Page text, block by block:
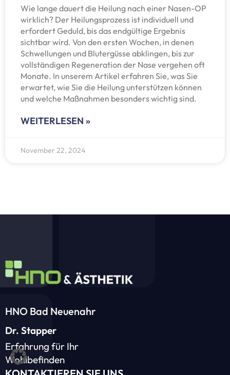
Wie lange dauert die Heilung nach einer Nasen-OP
wirklich? Der Heilungsprozess ist individuell und
erfordert Geduld, bis das endgültige Ergebnis
sichtbar wird. Von den ersten Wochen, in denen
Schwellungen und Blutergüsse abklingen, bis zur
vollständigen Regeneration der Nase vergehen oft
Monate. In unserem Artikel erfahren Sie, was Sie
erwartet, wie Sie die Heilung unterstützen können
und welche Maßnahmen besonders wichtig sind.
WEITERLESEN »
November 22, 2024
HNO Bad Neuenahr
Dr. Stapper
Erfahrung für Ihr
Wohlbefinden